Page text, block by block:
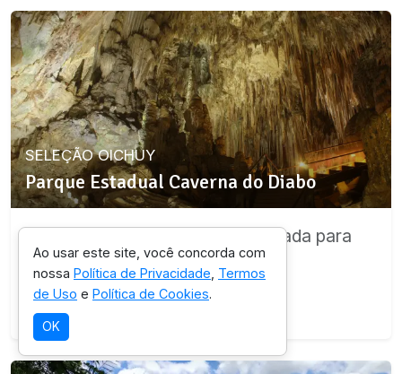
SELEÇÃO OICHUY
Parque Estadual Caverna do Diabo
Destino com infraestrutura validada para
esta experiência.
Ao usar este site, você concorda com
nossa Política de Privacidade Termos
de Uso e Política de Cookies.
OK